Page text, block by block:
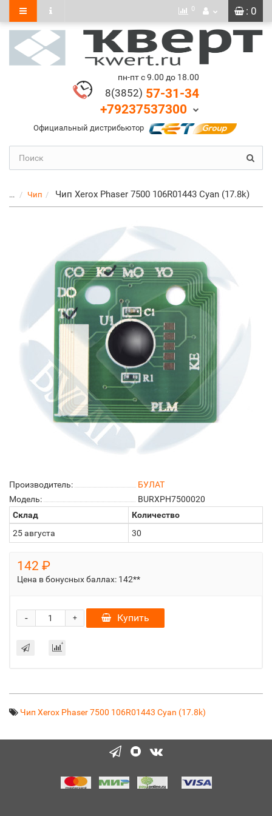
: 0
0
пн-пт с 9.00 до 18.00
8(3852) 57-31-34
+79237537300
Официальный дистрибьютор
... Чип Чип Xerox Phaser 7500 106R01443 Cyan (17.8k)
Производитель:
БУЛАТ
Модель:
BURXPH7500020
Склад
Количество
25 августа
30
142 ₽
Цена в бонусных баллах: 142**
+
- Купить
Чип Xerox Phaser 7500 106R01443 Cyan (17.8k)